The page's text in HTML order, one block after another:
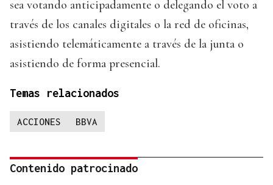
sea votando anticipadamente o delegando el voto a
través de los canales digitales o la red de oficinas,
asistiendo telemáticamente a través de la junta o
asistiendo de forma presencial.
Temas relacionados
ACCIONES BBVA
Contenido patrocinado